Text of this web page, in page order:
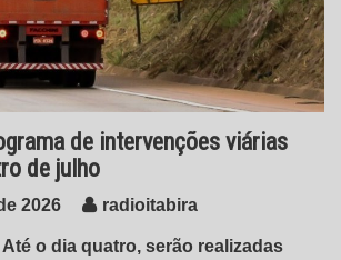
de intervenções viárias
de julho
2026 radioitabira
Até o dia quatro, serão realizadas